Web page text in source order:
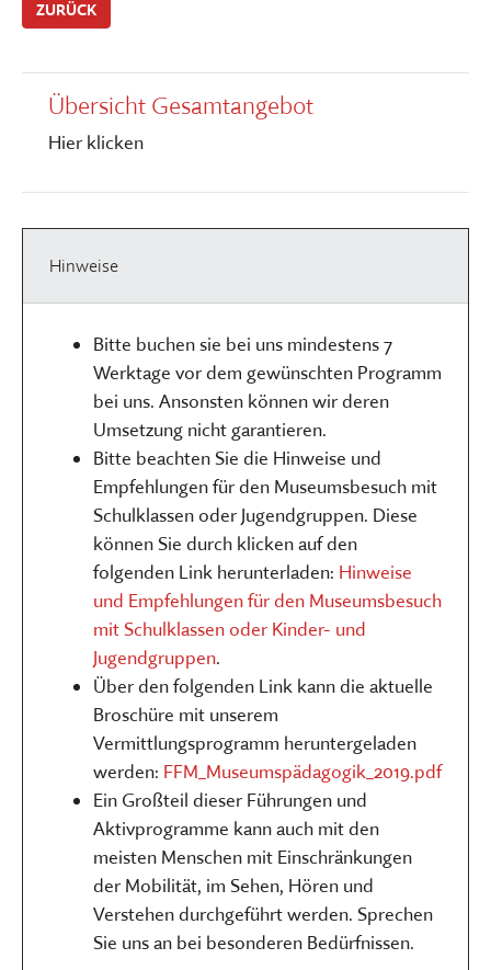
ZURÜCK
Übersicht Gesamtangebot
Hier klicken
Hinweise
Bitte buchen sie bei uns mindestens 7
Werktage vor dem gewünschten Programm
bei uns. Ansonsten können wir deren
Umsetzung nicht garantieren.
Bitte beachten Sie die Hinweise und
Empfehlungen für den Museumsbesuch mit
Schulklassen oder Jugendgruppen. Diese
können Sie durch klicken auf den
folgenden Link herunterladen: Hinweise
und Empfehlungen für den Museumsbesuch
mit Schulklassen oder Kinder- und
Jugendgruppen.
Über den folgenden Link kann die aktuelle
Broschüre mit unserem
Vermittlungsprogramm heruntergeladen
werden: FFM_Museumspädagogik_2019.pdf
Ein Großteil dieser Führungen und
Aktivprogramme kann auch mit den
meisten Menschen mit Einschränkungen
der Mobilität, im Sehen, Hören und
Verstehen durchgeführt werden. Sprechen
Sie uns an bei besonderen Bedürfnissen.